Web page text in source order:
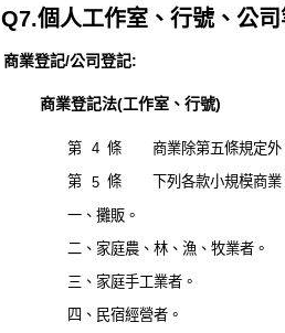
Q7.個人工作室、行號、公
商業登記/公司登記:
商業登記法(工作室、行號)
第 4 條 商業除第五條規定
第 5 條 下列各款小規模商
一、攤販。
二、家庭農、林、漁、牧業者。
三、家庭手工業者。
四、民宿經營者。